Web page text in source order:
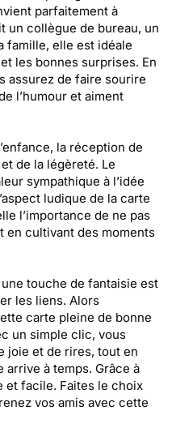
parfaitement à
un collègue de bureau, un
famille, elle est idéale
les bonnes surprises. En
assurez de faire sourire
l’humour et aiment
la réception de
de la légèreté. Le
sympathique à l’idée
ludique de la carte
l’importance de ne pas
en cultivant des moments
touche de fantaisie est
les liens. Alors
carte pleine de bonne
un simple clic, vous
joie et de rires, tout en
arrive à temps. Grâce à
et facile. Faites le choix
vos amis avec cette